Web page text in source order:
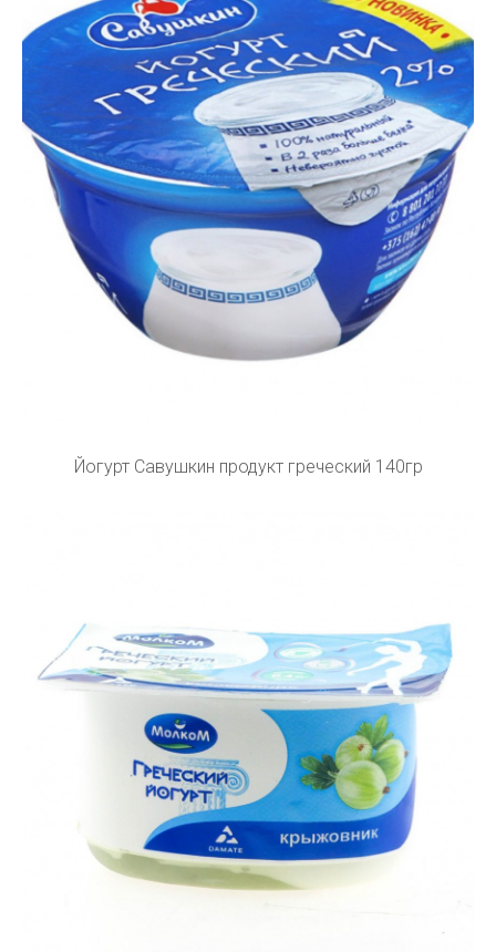
Йогурт Савушкин продукт греческий 140гр